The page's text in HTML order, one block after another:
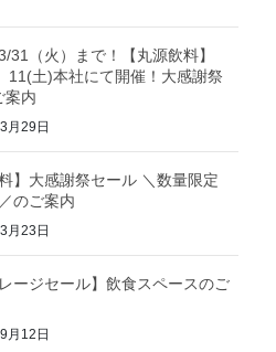
31（火）まで！【丸源飲料】
11(土)本社にて開催！大感謝祭
案内
月29日
料】大感謝祭セール ＼数量限定
のご案内
月23日
レージセール】飲食スペースのご
月12日